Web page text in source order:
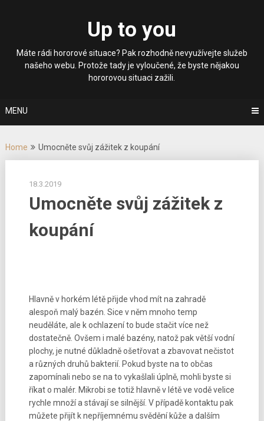
Up to you
Máte rádi hororové situace? Pak rozhodně nevyužívejte služeb
našeho webu. Protože tady je vyloučené, že byste nějakou
hororovou situaci zažili.
MENU
Home Umocněte svůj zážitek z koupání
18.3.2019
Umocněte svůj zážitek z
koupání
Hlavně v horkém létě přijde vhod mít na zahradě
alespoň malý bazén. Sice v něm mnoho temp
neuděláte, ale k ochlazení to bude stačit více než
dostatečně. Ovšem i malé bazény, natož pak větší vodní
plochy, je nutné důkladně ošetřovat a zbavovat nečistot
a různých druhů bakterií. Pokud byste na to občas
zapomínali nebo se na to vykašlali úplně, mohli byste si
říkat o malér. Mikrobi se totiž hlavně v létě ve vodě velice
rychle množí a stávají se silnější. V případě kontaktu pak
můžete přijít k nepříjemnému svědění kůže a dalším